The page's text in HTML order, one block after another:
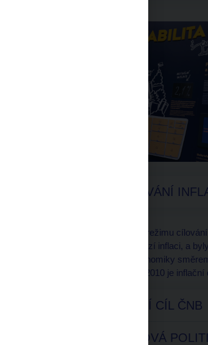
REŽIM CÍLOVÁNÍ
Česká národní banka v režimu
relativně vysokou výchozí inflaci, a
transformací české ekonomiky
inflačních cílů. Od roku 2010 je
2% INFLAČNÍ CÍL ČNB
PROČ MĚNOVÁ